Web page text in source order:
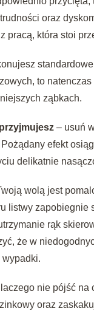
oraz
pracą, która stoi
to
ząbkach.
– usuń
efekt
delikatnie
wolą jest
listwy zapobiegnie
rąk
że w
wypadki.
nie pójść na
oraz